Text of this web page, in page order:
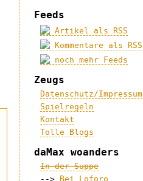
Feeds
Artikel als RSS
Kommentare als RSS
noch mehr Feeds
Zeugs
Datenschutz/Impressum
Spielregeln
Kontakt
Tolle Blogs
daMax woanders
In der Suppe
-->
Bei Loforo